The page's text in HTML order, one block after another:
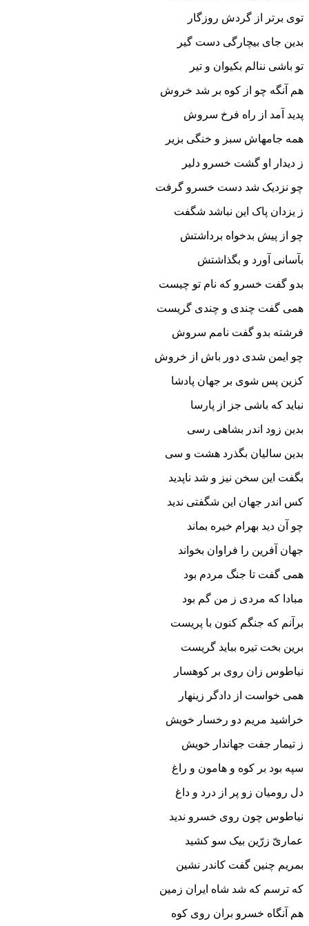
توى برتر از گردش روزگار
بدین جاى بیچارگى دست گیر
تو باشى ننالم بکیوان و تیر
هم آنگه چو از کوه بر شد خروش
پدید آمد از راه فرخ سروش‏
همه جامه‏اش سبز و خنگى بزیر
ز دیدار او گشت خسرو دلیر
چو نزدیک شد دست خسرو گرفت
ز یزدان پاک این نباشد شگفت‏
چو از پیش بدخواه برداشتش
بآسانى آورد و بگذاشتش‏
بدو گفت خسرو که نام تو چیست
همى گفت چندى و چندى گریست‏
فرشته بدو گفت نامم سروش
چو ایمن شدى دور باش از خروش‏
کزین پس شوى بر جهان پادشا
نباید که باشى جز از پارسا
بدین زود اندر بشاهى رسى
بدین سالیان بگذرد هشت و سى‏
بگفت این سخن نیز و شد ناپدید
کس اندر جهان این شگفتى ندید
چو آن دید بهرام خیره بماند
جهان آفرین را فراوان بخواند
همى گفت تا جنگ مردم بود
مبادا که مردى ز من گم بود
برآنم که جنگم کنون با پریست
برین بخت تیره بباید گریست‏
نیاطوس زان روى بر کوهسار
همى خواست از دادگر زینهار
خراشید مریم دو رخسار خویش
ز تیمار جفت جهاندار خویش‏
سپه بود بر کوه و هامون و راغ
دل رومیان زو پر از درد و داغ‏
نیاطوس چون روى خسرو ندید
عمارىّ زرّین بیک سو کشید
بمریم چنین گفت کاندر نشین
که ترسم که شد شاه ایران زمین‏
هم آنگاه خسرو بران روى کوه